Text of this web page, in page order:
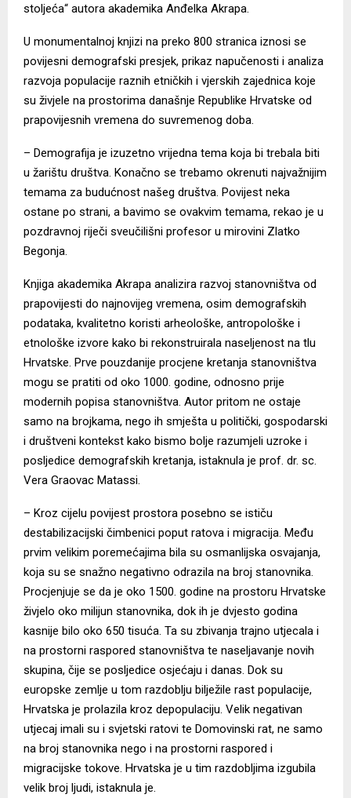
stoljeća“ autora akademika Anđelka Akrapa.
U monumentalnoj knjizi na preko 800 stranica iznosi se
povijesni demografski presjek, prikaz napučenosti i analiza
razvoja populacije raznih etničkih i vjerskih zajednica koje
su živjele na prostorima današnje Republike Hrvatske od
prapovijesnih vremena do suvremenog doba.
– Demografija je izuzetno vrijedna tema koja bi trebala biti
u žarištu društva. Konačno se trebamo okrenuti najvažnijim
temama za budućnost našeg društva. Povijest neka
ostane po strani, a bavimo se ovakvim temama, rekao je u
pozdravnoj riječi sveučilišni profesor u mirovini Zlatko
Begonja.
Knjiga akademika Akrapa analizira razvoj stanovništva od
prapovijesti do najnovijeg vremena, osim demografskih
podataka, kvalitetno koristi arheološke, antropološke i
etnološke izvore kako bi rekonstruirala naseljenost na tlu
Hrvatske. Prve pouzdanije procjene kretanja stanovništva
mogu se pratiti od oko 1000. godine, odnosno prije
modernih popisa stanovništva. Autor pritom ne ostaje
samo na brojkama, nego ih smješta u politički, gospodarski
i društveni kontekst kako bismo bolje razumjeli uzroke i
posljedice demografskih kretanja, istaknula je prof. dr. sc.
Vera Graovac Matassi.
– Kroz cijelu povijest prostora posebno se ističu
destabilizacijski čimbenici poput ratova i migracija. Među
prvim velikim poremećajima bila su osmanlijska osvajanja,
koja su se snažno negativno odrazila na broj stanovnika.
Procjenjuje se da je oko 1500. godine na prostoru Hrvatske
živjelo oko milijun stanovnika, dok ih je dvjesto godina
kasnije bilo oko 650 tisuća. Ta su zbivanja trajno utjecala i
na prostorni raspored stanovništva te naseljavanje novih
skupina, čije se posljedice osjećaju i danas. Dok su
europske zemlje u tom razdoblju bilježile rast populacije,
Hrvatska je prolazila kroz depopulaciju. Velik negativan
utjecaj imali su i svjetski ratovi te Domovinski rat, ne samo
na broj stanovnika nego i na prostorni raspored i
migracijske tokove. Hrvatska je u tim razdobljima izgubila
velik broj ljudi, istaknula je.